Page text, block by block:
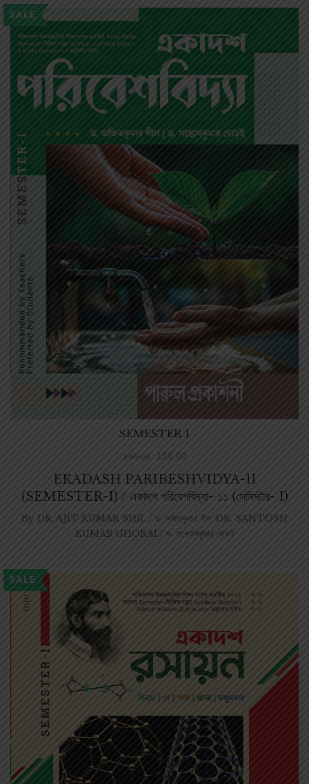
SALE
EKADASH PARIBESHVIDYA-11
(SEMESTER-I) / একাদশ পরিবেশবিদ্যা- ১১ (সেমিস্টার- I)
SEMESTER 1
160.00 136.00
By DR. AJIT KUMAR SHIL / ড. অজিতকুমার শীল, DR. SANTOSH
KUMAR GHORAI / ড. সন্তোষকুমার ঘোড়ই
SALE